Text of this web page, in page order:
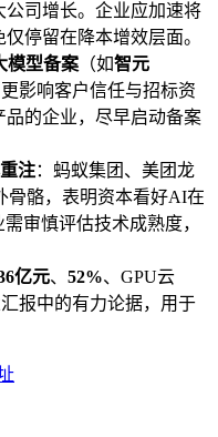
司增长。企业应加速将
停留在降本增效层面。
模型备案 （如智元
影响客户信任与招标资
的企业，尽早启动备案
注：蚂蚁集团、美团龙
骨骼，表明资本看好AI在
审慎评估技术成熟度，
亿元、 52%、GPU云
报中的有力论据，用于